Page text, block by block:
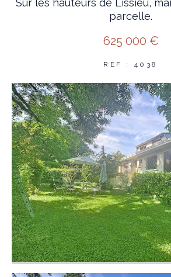
parcelle.
625 000 €
REF : 4038